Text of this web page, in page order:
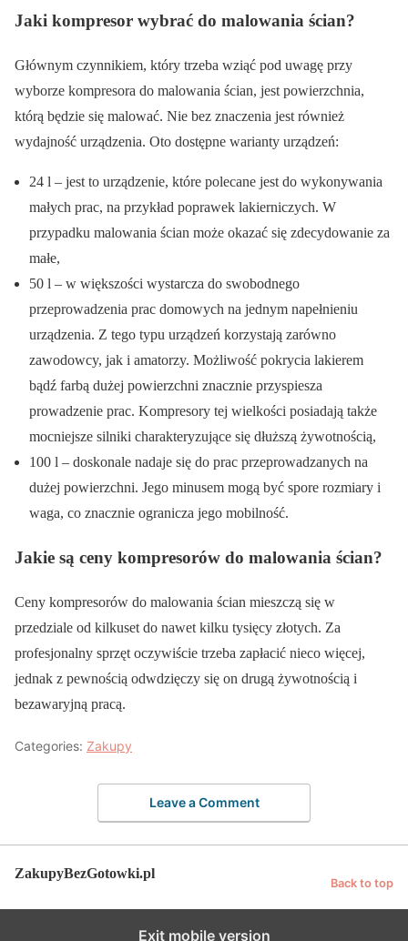
Jaki kompresor wybrać do malowania ścian?
Głównym czynnikiem, który trzeba wziąć pod uwagę przy
wyborze kompresora do malowania ścian, jest powierzchnia,
którą będzie się malować. Nie bez znaczenia jest również
wydajność urządzenia. Oto dostępne warianty urządzeń:
24 l – jest to urządzenie, które polecane jest do wykonywania
małych prac, na przykład poprawek lakierniczych. W
przypadku malowania ścian może okazać się zdecydowanie za
małe,
50 l – w większości wystarcza do swobodnego
przeprowadzenia prac domowych na jednym napełnieniu
urządzenia. Z tego typu urządzeń korzystają zarówno
zawodowcy, jak i amatorzy. Możliwość pokrycia lakierem
bądź farbą dużej powierzchni znacznie przyspiesza
prowadzenie prac. Kompresory tej wielkości posiadają także
mocniejsze silniki charakteryzujące się dłuższą żywotnością,
100 l – doskonale nadaje się do prac przeprowadzanych na
dużej powierzchni. Jego minusem mogą być spore rozmiary i
waga, co znacznie ogranicza jego mobilność.
Jakie są ceny kompresorów do malowania ścian?
Ceny kompresorów do malowania ścian mieszczą się w
przedziale od kilkuset do nawet kilku tysięcy złotych. Za
profesjonalny sprzęt oczywiście trzeba zapłacić nieco więcej,
jednak z pewnością odwdzięczy się on drugą żywotnością i
bezawaryjną pracą.
Categories: Zakupy
Leave a Comment
ZakupyBezGotowki.pl
Back to top
Exit mobile version